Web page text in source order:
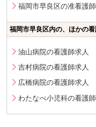
福岡市早良区の准看護
福岡市早良区内の、ほかの
油山病院の看護師求人
吉村病院の看護師求人
広橋病院の看護師求人
わたなべ小児科の看護